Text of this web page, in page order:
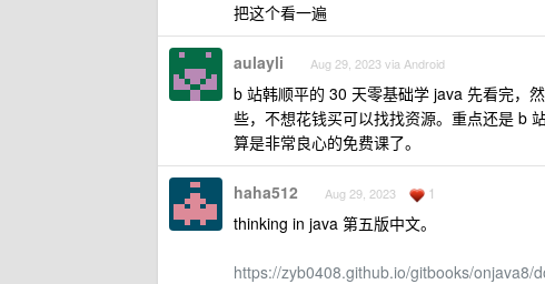
把这个看一遍
aulayli Aug 29, 2023 via Android
b 站韩顺平的 30 天零基础学 java 先看完，
些，不想花钱买可以找找资源。重点还是 b
算是非常良心的免费课了。
haha512 Aug 29, 2023 1
thinking in java 第五版中文。
https://zyb0408.github.io/gitbooks/onjava8/